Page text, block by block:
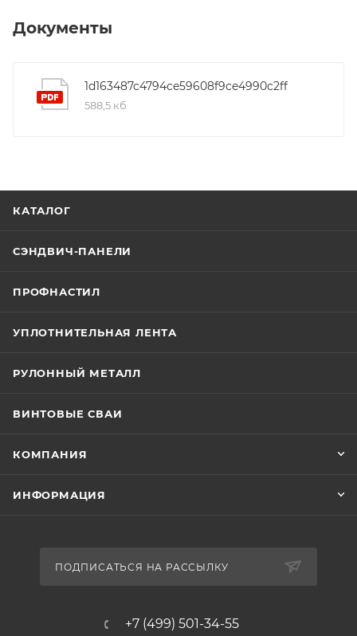
Документы
1d163487c4794ce59608f9ce4990c2ff
588,5 кб
КАТАЛОГ
СЭНДВИЧ-ПАНЕЛИ
ПРОФНАСТИЛ
УПЛОТНИТЕЛЬНАЯ ЛЕНТА
РУЛОННЫЙ МЕТАЛЛ
ВИНТОВЫЕ СВАИ
КОМПАНИЯ
ИНФОРМАЦИЯ
ПОДПИСАТЬСЯ НА РАССЫЛКУ
+7 (499) 501-34-55